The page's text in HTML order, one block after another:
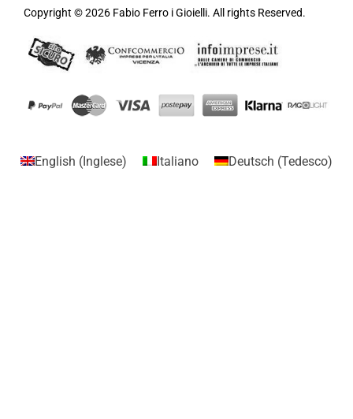
Copyright © 2026 Fabio Ferro i Gioielli. All rights Reserved.
English (Inglese) Italiano Deutsch (Tedesco)